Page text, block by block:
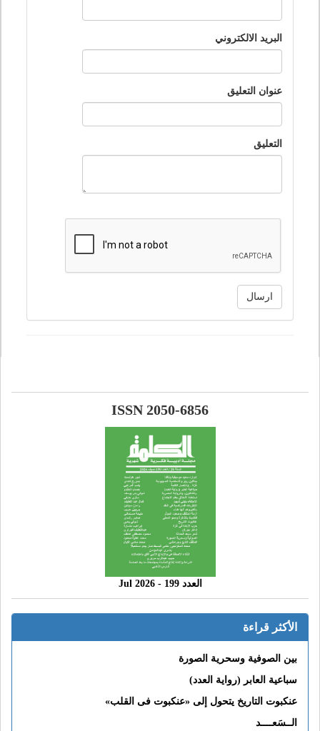
البريد الالكتروني
عنوان التعليق
التعليق
ارسال
ISSN 2050-6856
العدد 199 - 2026 Jul
الأكثر قراءة
بين الصوفية وسحرية الصورة
سباعية العابر (رواية العدد)
عنكبوت التاريخ يتحول إلى «عنكبوت فى القلب»
الــسَعــــد